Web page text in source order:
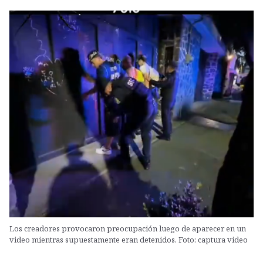
Los creadores provocaron preocupación luego de aparecer en un
video mientras supuestamente eran detenidos. Foto: captura video